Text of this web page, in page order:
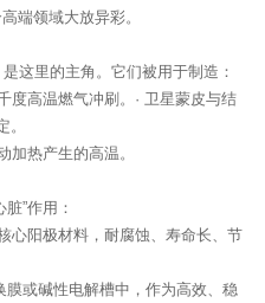
领域大放异彩。
里的主角。它们被用于制造：
高温燃气冲刷。· 卫星蒙皮与结
热产生的高温。
”作用：
阳极材料，耐腐蚀、寿命长、节
或碱性电解槽中，作为高效、稳